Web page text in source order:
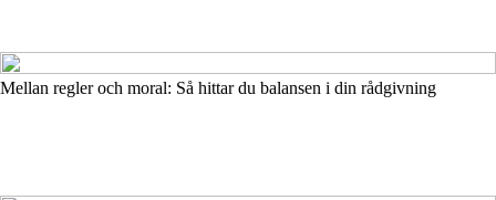
Mellan regler och moral: Så hittar du balansen i din rådgivning